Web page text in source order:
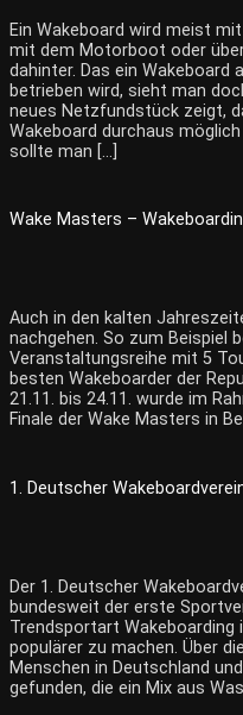
Ein Wakeboard wird meist
mit dem Motorboot oder
dahinter. Das ein
betrieben wird, sieht man
neues Netzfundstück zeigt,
Wakeboard durchaus
sollte man […]
Wake Masters –
Auch in den kalten
nachgehen. So zum Beispiel
Veranstaltungsreihe mit 5
besten Wakeboarder der
21.11. bis 24.11. wurde im
Finale der Wake Masters in
1. Deutscher
Der 1. Deutscher
bundesweit der erste
Trendsportart Wakeboarding
populärer zu machen. Über
Menschen in Deutschland
gefunden, die ein Mix aus